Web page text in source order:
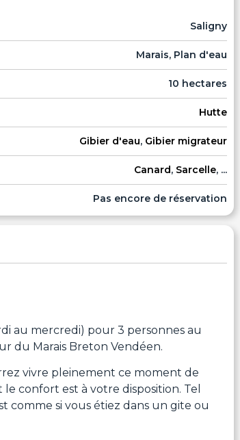
Saligny
Marais, Plan d'eau
10 hectares
Hutte
Gibier d'eau, Gibier migrateur
Canard, Sarcelle, ...
Pas encore de réservation
au mercredi) pour 3 personnes au
du Marais Breton Vendéen.
vivre pleinement ce moment de
confort est à votre disposition. Tel
comme si vous étiez dans un gite ou